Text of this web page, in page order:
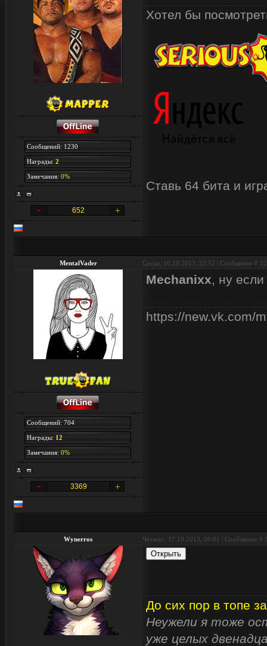
Сообщений: 1230
Награды: 2
Замечания: 0%
652
Хотел бы
Ставь 64 бита и
MentalVader Среда, 16.10.2013, 22:52 | Сообщение # 32
Сообщений: 704
Награды: 12
Замечания: 0%
3369
Mechanixx, ну
https://new.vk.com/
Wynerros Четверг, 17.10.2013, 00:01 | Сообщение #
До сих пор в топе
Неужели я тоже
уже целых